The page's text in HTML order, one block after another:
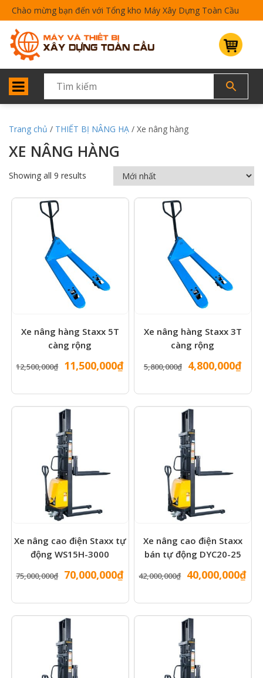
Chào mừng bạn đến với Tổng kho Máy Xây Dựng Toàn Cầu
Trang chủ / THIẾT BỊ NÂNG HẠ / Xe nâng hàng
XE NÂNG HÀNG
Showing all 9 results
Xe nâng hàng Staxx 5T
càng rộng
12,500,000₫ Giá
là:
12,500,000₫.
11,500,000₫Giá
tại
là:
11,500,000₫.
Xe nâng hàng Staxx 3T
càng rộng
5,800,000₫
Giá
là:
5,800,000₫.
4,800,000₫Giá
tại
là:
Xe nâng cao điện Staxx tự
động WS15H-3000
75,000,000₫ Giá
là:
75,000,000₫.
70,000,000₫Giá
tại
là:
70,000,000₫.
Xe nâng cao điện Staxx
bán tự động DYC20-25
42,000,000₫ Giá
là:
42,000,000₫.
40,000,000₫Giá
tại
là: